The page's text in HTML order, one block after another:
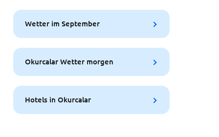
Wetter im September
Okurcalar Wetter morgen
Hotels in Okurcalar